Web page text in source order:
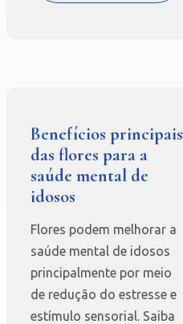
Benefícios principais
das flores para a
saúde mental de
idosos
Flores podem melhorar a
saúde mental de idosos
principalmente por meio
de redução do estresse e
estímulo sensorial. Saiba